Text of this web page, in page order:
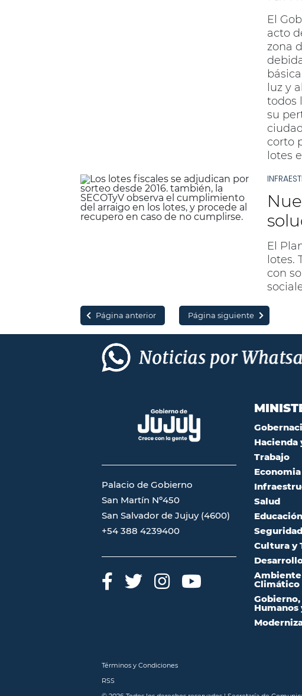
El
acto
zona
luz y
todos
su
corto
lotes
El
lotes.
con
Página anterior Página siguiente
Palacio de Gobierno
San Martín Nº450
San Salvador de Jujuy (4600)
+54 388 4239400
Hacienda
Trabajo
Salud
Educación
Seguridad
Cultura y
Ambiente
Climático
Humanos
Términos y Condiciones
RSS